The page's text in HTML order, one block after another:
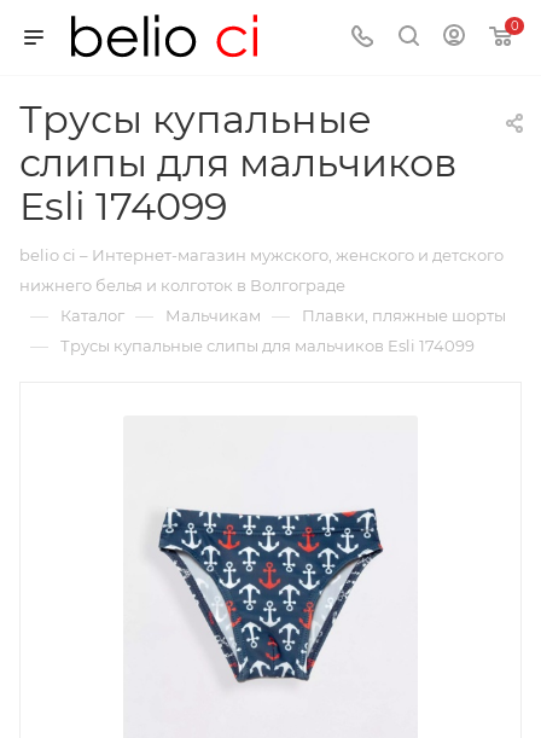
0
Трусы купальные
слипы для мальчиков
Esli 174099
belio ci – Интернет-магазин мужского, женского и детского
нижнего белья и колготок в Волгограде
— Каталог — Мальчикам — Плавки, пляжные шорты
— Трусы купальные слипы для мальчиков Esli 174099